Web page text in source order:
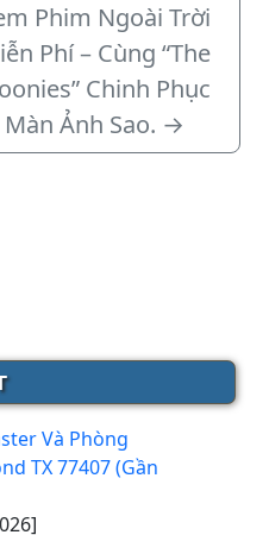
Phim Ngoài Trời
Phí – Cùng “The
Chinh Phục
Màn Ảnh Sao. →
Và Phòng
TX 77407 (Gần